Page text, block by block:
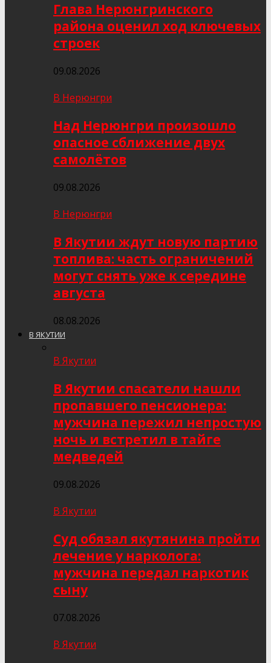
Глава Нерюнгринского
района оценил ход ключевых
строек
09.08.2026
В Нерюнгри
Над Нерюнгри произошло
опасное сближение двух
самолётов
09.08.2026
В Нерюнгри
В Якутии ждут новую партию
топлива: часть ограничений
могут снять уже к середине
августа
08.08.2026
В ЯКУТИИ
В Якутии
В Якутии спасатели нашли
пропавшего пенсионера:
мужчина пережил непростую
ночь и встретил в тайге
медведей
09.08.2026
В Якутии
Суд обязал якутянина пройти
лечение у нарколога:
мужчина передал наркотик
сыну
07.08.2026
В Якутии